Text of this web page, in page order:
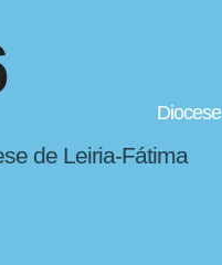
Diocese
de Leiria-Fátima